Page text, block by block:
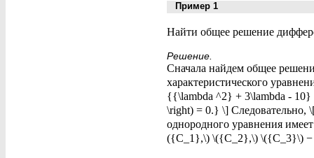
Пример 1
Найти общее решение
Решение.
Сначала найдем общее
характеристического
{{\lambda ^2} + 3\lambda -
\right) = 0.} \]
однородного уравнения
({C_1},\) \({C_2},\) \({C_3}\) −